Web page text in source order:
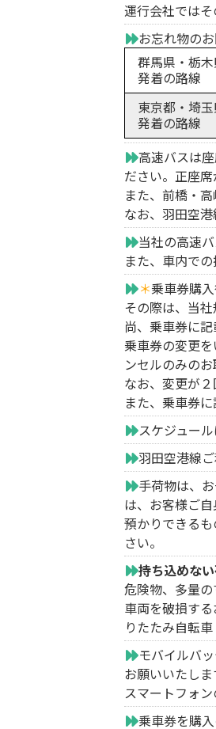
運行会社ではそ
お忘れ物の
群馬県・栃木
発着の路線
東京都・埼
発着の路線
高速バスは
ださい。正座
また、前橋・
なお、羽田空
当社の高速バ
また、車内で
＊乗車券購
その際は、当
尚、乗車券に
乗車券の変更
ンセルのみの
なお、変更が
また、乗車券
スケジュー
羽田空港線
手荷物は、
は、お客様ご
預かりできる
さい。
持ち込めな
危険物、多量
車両を破損す
りたたみ自転
モバイルバ
お願いいたし
スマートフォン
乗車券を購